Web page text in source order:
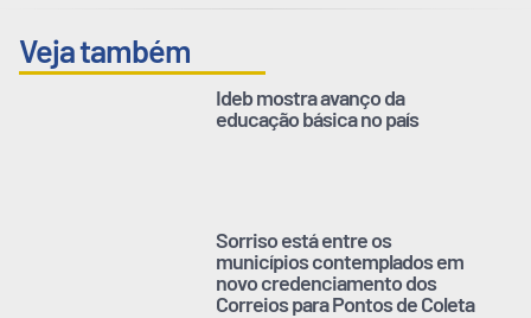
Veja também
Ideb mostra avanço da
educação básica no país
Sorriso está entre os
municípios contemplados em
novo credenciamento dos
Correios para Pontos de Coleta